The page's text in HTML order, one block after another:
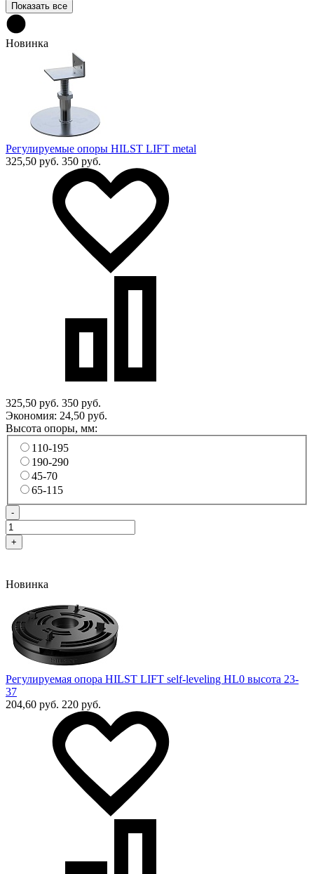
Показать все
Новинка
Регулируемые опоры HILST LIFT metal
325,50 руб. 350 руб.
325,50 руб. 350 руб.
Экономия: 24,50 руб.
Высота опоры, мм:
110-195
190-290
45-70
65-115
-
+
Новинка
Регулируемая опора HILST LIFT self-leveling HL0 высота 23-
37
204,60 руб. 220 руб.